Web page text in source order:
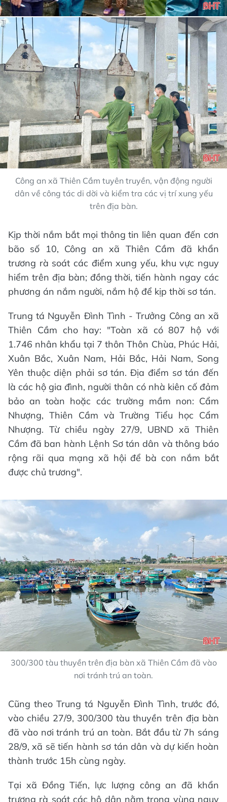
Công an xã Thiên Cầm tuyên truyền, vận động người
dân về công tác di dời và kiểm tra các vị trí xung yếu
trên địa bàn.
Kịp thời nắm bắt mọi thông tin liên quan đến cơn
bão số 10, Công an xã Thiên Cầm đã khẩn
trương rà soát các điểm xung yếu, khu vực nguy
hiểm trên địa bàn; đồng thời, tiến hành ngay các
phương án nắm người, nắm hộ để kịp thời sơ tán.
Trung tá Nguyễn Đình Tình - Trưởng Công an xã
Thiên Cầm cho hay: "Toàn xã có 807 hộ với
1.746 nhân khẩu tại 7 thôn Thôn Chùa, Phúc Hải,
Xuân Bắc, Xuân Nam, Hải Bắc, Hải Nam, Song
Yên thuộc diện phải sơ tán. Địa điểm sơ tán đến
là các hộ gia đình, người thân có nhà kiên cố đảm
bảo an toàn hoặc các trường mầm non: Cẩm
Nhượng, Thiên Cầm và Trường Tiểu học Cẩm
Nhượng. Từ chiều ngày 27/9, UBND xã Thiên
Cầm đã ban hành Lệnh Sơ tán dân và thông báo
rộng rãi qua mạng xã hội để bà con nắm bắt
được chủ trương".
300/300 tàu thuyền trên địa bàn xã Thiên Cầm đã vào
nơi tránh trú an toàn.
Cũng theo Trung tá Nguyễn Đình Tình, trước đó,
vào chiều 27/9, 300/300 tàu thuyền trên địa bàn
đã vào nơi tránh trú an toàn. Bắt đầu từ 7h sáng
28/9, xã sẽ tiến hành sơ tán dân và dự kiến hoàn
thành trước 15h cùng ngày.
Tại xã Đồng Tiến, lực lượng công an đã khẩn
trương rà soát các hộ dân nằm trong vùng nguy